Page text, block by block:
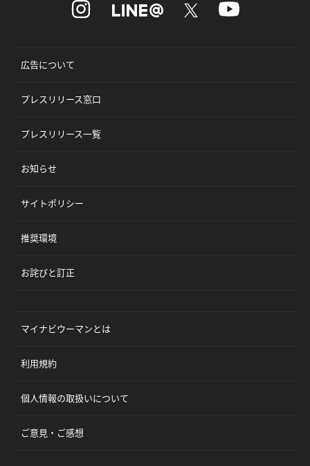
広告について
プレスリリース窓口
プレスリリース一覧
お知らせ
サイトポリシー
推奨環境
お詫びと訂正
マイナビウーマンとは
利用規約
個人情報の取扱いについて
ご意見・ご感想